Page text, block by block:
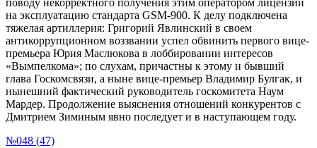
на эксплуатацию стандарта GSM-900. К делу подключена
тяжелая артиллерия: Григорий Явлинский в своем
антикоррупционном воззвании успел обвинить первого вице-
премьера Юрия Маслюкова в лоббировании интересов
«Вымпелкома»; по слухам, причастны к этому и бывший
глава Госкомсвязи, а ныне вице-премьер Владимир Булгак, и
нынешний фактический руководитель госкомитета Наум
Мардер. Продолжение выяснения отношений конкурентов с
Дмитрием Зиминым явно последует и в наступающем году.
№048 (47)